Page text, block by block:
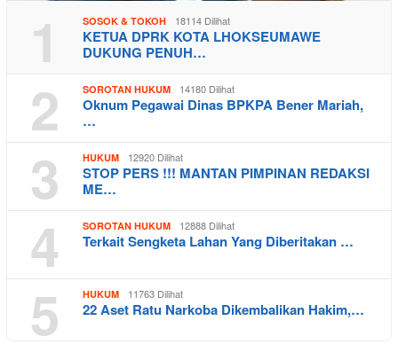
1 SOSOK & TOKOH 18114 Dilihat
KETUA DPRK KOTA LHOKSEUMAWE
DUKUNG PENUH…
2 SOROTAN HUKUM 14180 Dilihat
Oknum Pegawai Dinas BPKPA Bener Mariah,
…
3 HUKUM 12920 Dilihat
STOP PERS !!! MANTAN PIMPINAN REDAKSI
ME…
4 SOROTAN HUKUM 12888 Dilihat
Terkait Sengketa Lahan Yang Diberitakan …
5 HUKUM 11763 Dilihat
22 Aset Ratu Narkoba Dikembalikan Hakim,…